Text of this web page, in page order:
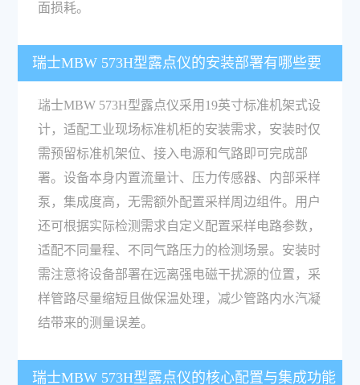
面损耗。
瑞士MBW 573H型露点仪的安装部署有哪些要
求？
瑞士MBW 573H型露点仪采用19英寸标准机架式设
计，适配工业现场标准机柜的安装需求，安装时仅
需预留标准机架位、接入电源和气路即可完成部
署。设备本身内置流量计、压力传感器、内部采样
泵，集成度高，无需额外配置采样周边组件。用户
还可根据实际检测需求自定义配置采样电路参数，
适配不同量程、不同气路压力的检测场景。安装时
需注意将设备部署在远离强电磁干扰源的位置，采
样管路尽量缩短且做保温处理，减少管路内水汽凝
结带来的测量误差。
瑞士MBW 573H型露点仪的核心配置与集成功能